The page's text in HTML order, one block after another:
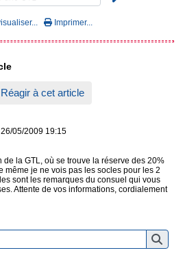
Imprimer...
Réagir à cet article
26/05/2009 19:15
de la GTL, où se trouve la réserve des 20%
même je ne vois pas les socles pour les 2
sont les remarques du consuel qui vous
Attente de vos informations, cordialement